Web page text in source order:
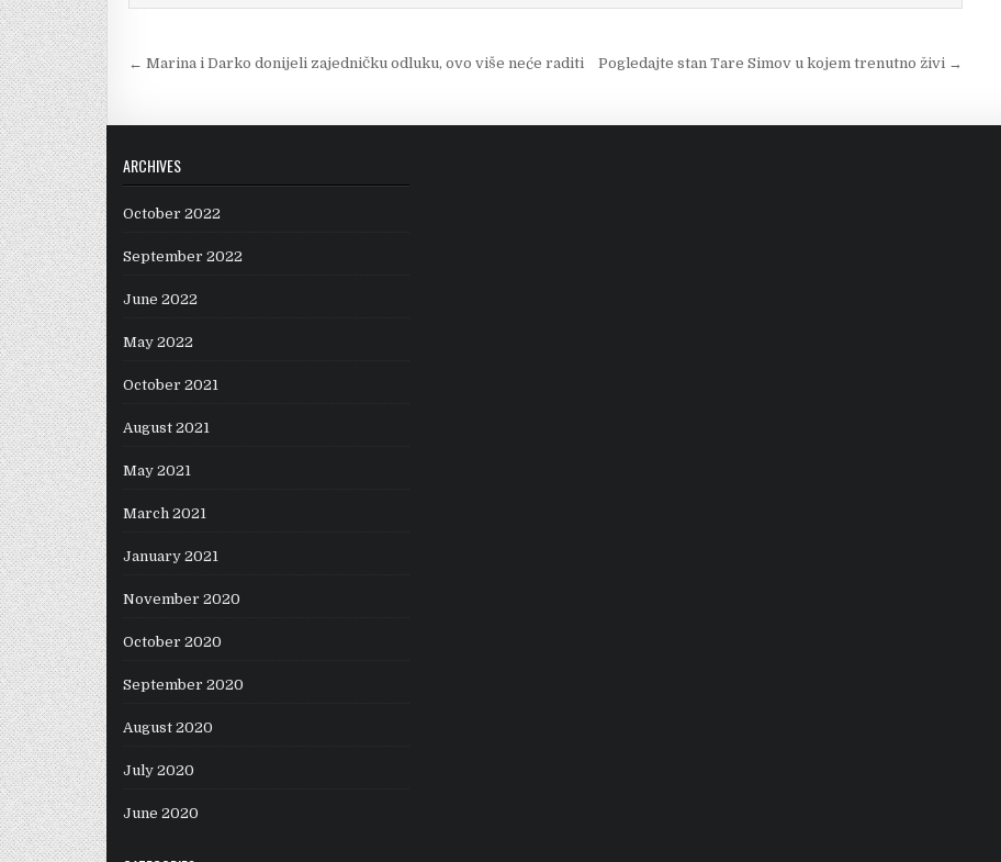
Post
← Marina i Darko donijeli zajedničku odluku, ovo više neće raditi Pogledajte stan Tare Simov u kojem trenutno živi →
ARCHIVES
October 2022
September 2022
June 2022
May 2022
October 2021
August 2021
May 2021
March 2021
January 2021
November 2020
October 2020
September 2020
August 2020
July 2020
June 2020